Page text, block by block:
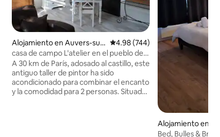
Alojamiento en Auvers-sur-
Oise
Calificación promedio: 4.98 de
4.98 (744)
casa de campo L'atelier en el pueblo de
Van Gogh
A 30 km de París, adosado al castillo, este
antiguo taller de pintor ha sido
acondicionado para combinar el encanto
y la comodidad para 2 personas. Situado
Alojamiento en
Bed, Bulles &